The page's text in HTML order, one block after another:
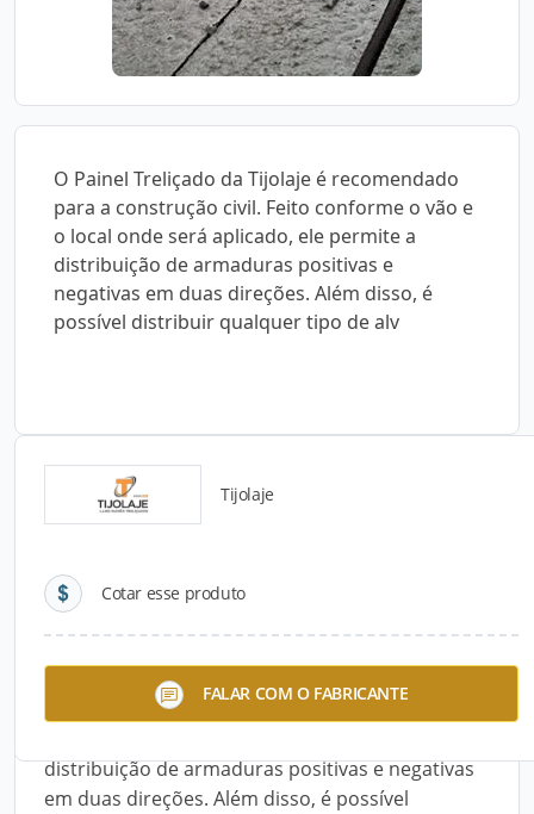
O Painel Treliçado da Tijolaje é recomendado
para a construção civil. Feito conforme o vão e
o local onde será aplicado, ele permite a
distribuição de armaduras positivas e
negativas em duas direções. Além disso, é
possível distribuir qualquer tipo de alv
Tijolaje
Cotar esse produto
FALAR COM O FABRICANTE
Detalhes do produto
Descrição do Produto
O Painel Treliçado da Tijolaje é recomendado
para a construção civil. Feito conforme o vão e o
distribuição de armaduras positivas e negativas
em duas direções. Além disso, é possível